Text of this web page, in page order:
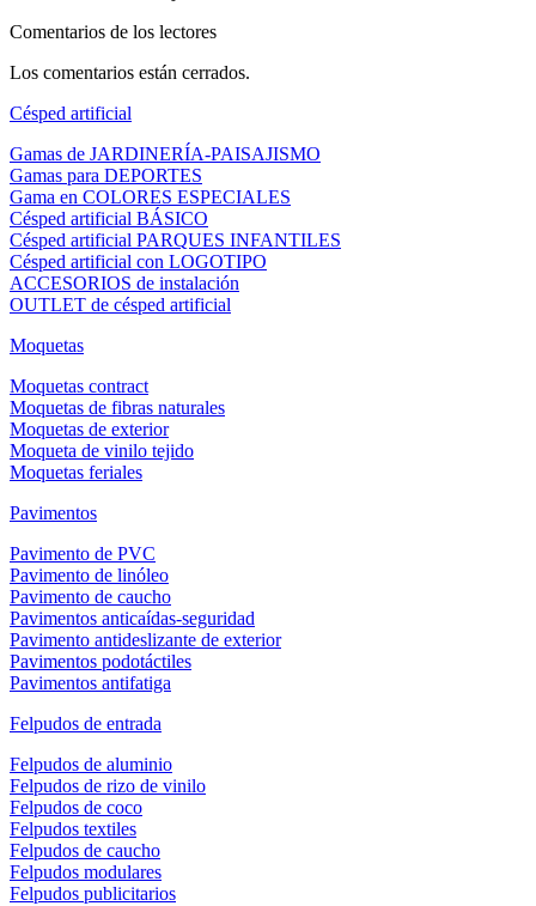
Comentarios de los lectores
Los comentarios están cerrados.
Césped artificial
Gamas de JARDINERÍA-PAISAJISMO
Gamas para DEPORTES
Gama en COLORES ESPECIALES
Césped artificial BÁSICO
Césped artificial PARQUES INFANTILES
Césped artificial con LOGOTIPO
ACCESORIOS de instalación
OUTLET de césped artificial
Moquetas
Moquetas contract
Moquetas de fibras naturales
Moquetas de exterior
Moqueta de vinilo tejido
Moquetas feriales
Pavimentos
Pavimento de PVC
Pavimento de linóleo
Pavimento de caucho
Pavimentos anticaídas-seguridad
Pavimento antideslizante de exterior
Pavimentos podotáctiles
Pavimentos antifatiga
Felpudos de entrada
Felpudos de aluminio
Felpudos de rizo de vinilo
Felpudos de coco
Felpudos textiles
Felpudos de caucho
Felpudos modulares
Felpudos publicitarios